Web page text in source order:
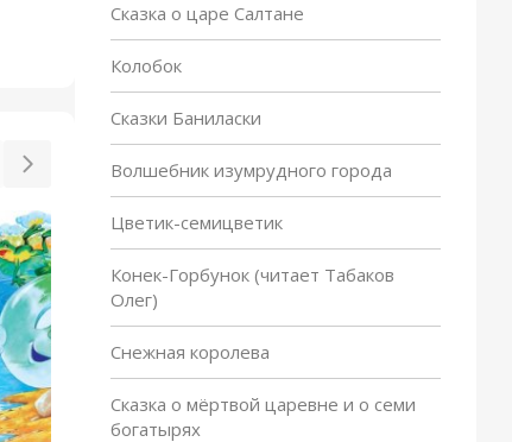
Жадная старуха
Сказка о царе Салтане
Колобок
Сказки Баниласки
Волшебник изумрудного города
Цветик-семицветик
Конек-Горбунок (читает Табаков
Олег)
Снежная королева
Сказка о мёртвой царевне и о семи
богатырях